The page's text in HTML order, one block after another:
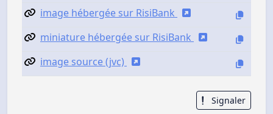
image hébergée sur RisiBank
miniature hébergée sur RisiBank
image source (jvc)
Signaler